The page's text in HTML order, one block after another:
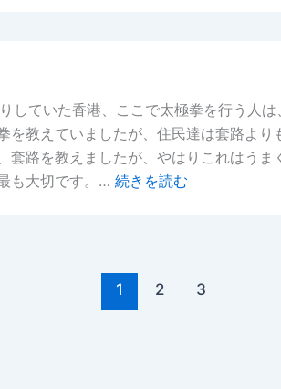
ていた香港、ここで太極拳を行う人は
教えていましたが、住民達は套路よ
路を教えましたが、やはりこれはう
も大切です。… 続きを読む
1 2 3